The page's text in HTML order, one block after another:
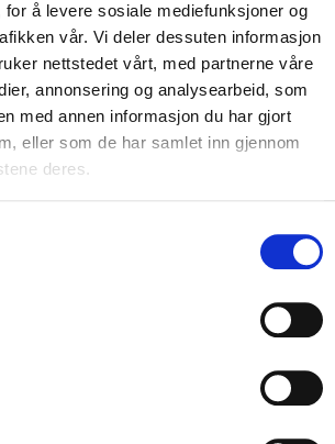
for å levere sosiale mediefunksjoner og
vår. Vi deler dessuten informasjon
nettstedet vårt, med partnerne våre
annonsering og analysearbeid, som
med annen informasjon du har gjort
eller som de har samlet inn gjennom
deres.